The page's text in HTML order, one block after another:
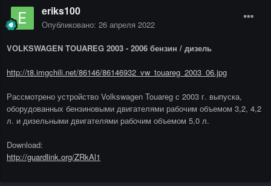
eriks100
Опубликовано: 26 апреля 2022
VOLKSWAGEN TOUAREG 2003 - 2006 бензин / дизель
http://t8.imgchili.net/86146/86146932_vw_touareg_2003_06.jpg
Рассмотрено устройство Volkswagen Touareg с 2003 г. выпуска,
оборудованных бензиновыми двигателями рабочим объемом 3,2, 4,2
л. и дизельными двигателями рабочим объемом 5,0 л.
Download:
http://guardlink.org/ZRkAl1